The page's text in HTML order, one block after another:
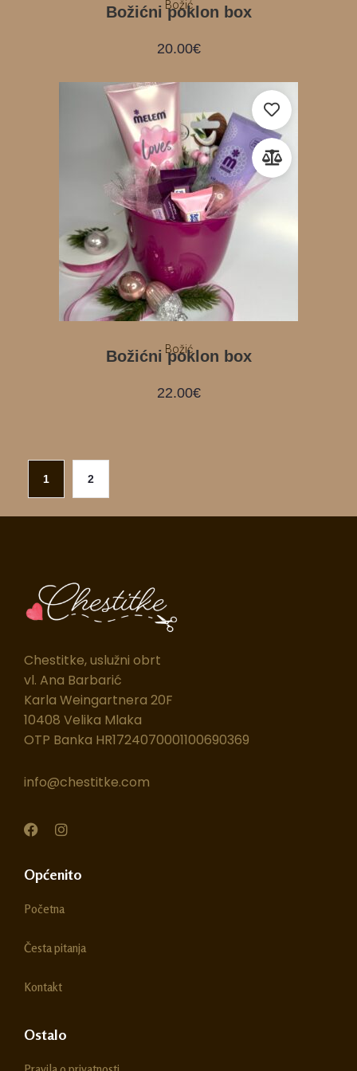
Božić
Božićni poklon box
20.00€
Božić
Božićni poklon box
22.00€
1 2
Chestitke, uslužni obrt
vl. Ana Barbarić
Karla Weingartnera 20F
10408 Velika Mlaka
OTP Banka HR1724070001100690369
info@chestitke.com
F
a
e
b
o
I
t
a
r
m
Općenito
Početna
Česta pitanja
Kontakt
Ostalo